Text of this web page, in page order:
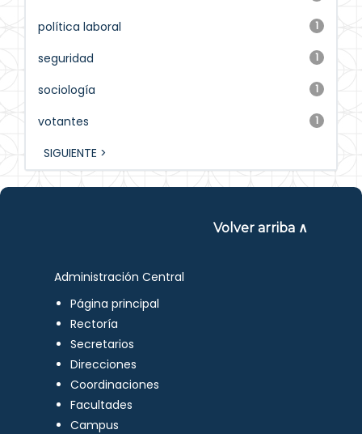
1
política laboral
1
seguridad
1
sociología
1
votantes
SIGUIENTE >
Volver arriba ∧
Administración Central
Página principal
Rectoría
Secretarios
Direcciones
Coordinaciones
Facultades
Campus